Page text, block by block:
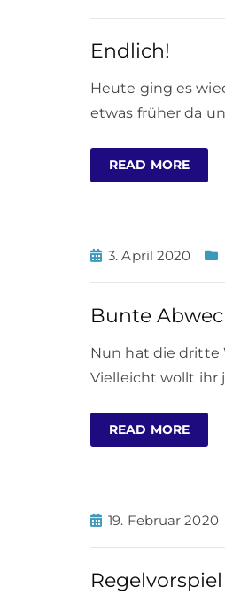
Endlich!
Heute ging es
etwas früher da
READ MORE
3. April 2020
Bunte
Nun hat die dritte
Vielleicht wollt ihr
READ MORE
19. Februar 2020
Regelvorspiel